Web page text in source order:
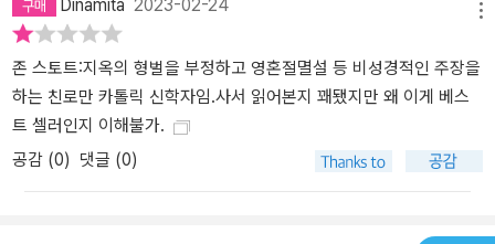
Dinamita 2023-02-24
존 스토트:지옥의 형벌을 부정하고 영혼절멸설 등 비성경적인 주장을
하는 친로만 카톨릭 신학자임.사서 읽어본지 꽤됐지만 왜 이게 베스
트 셀러인지 이해불가.
공감 (0) 댓글 (0)